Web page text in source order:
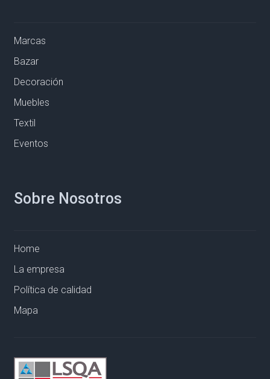
Marcas
Bazar
Decoración
Muebles
Textil
Eventos
Sobre Nosotros
Home
La empresa
Política de calidad
Mapa